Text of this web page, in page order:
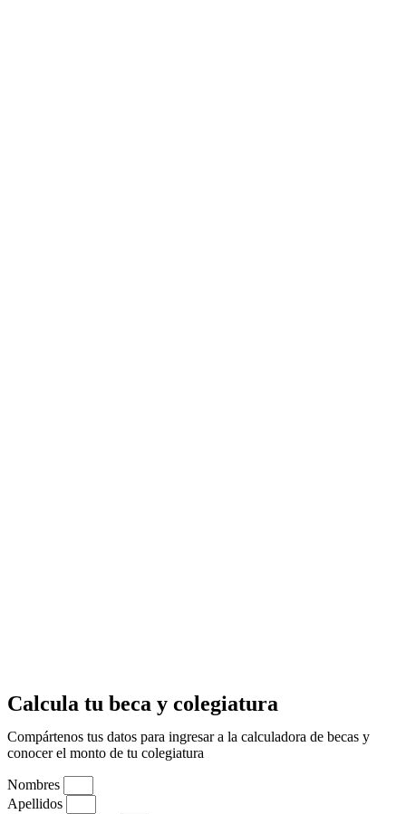
Calcula tu beca y colegiatura
Compártenos tus datos para ingresar a la calculadora de becas y
conocer el monto de tu colegiatura
Nombres
Apellidos